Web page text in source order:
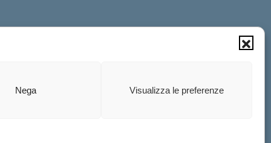
Nega Visualizza le preferenze
A59ET8A